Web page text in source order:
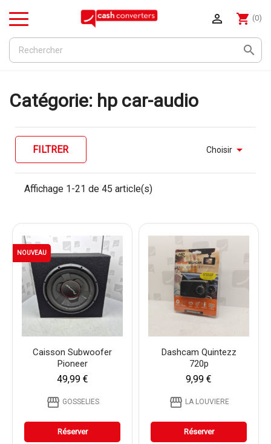

shopping_cart (0)

Menu
Catégorie: hp car-audio
FILTRER Choisir
Affichage 1-21 de 45 article(s)
Caisson Subwoofer
Pioneer
49,99 €
storefront GOSSELIES
Réserver
NOUVEAU
Dashcam Quintezz
720p
9,99 €
storefront LA LOUVIERE
Réserver